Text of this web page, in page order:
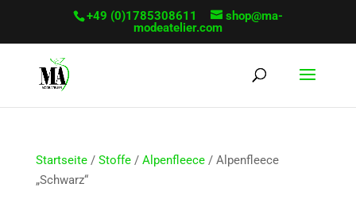
+49 (0)1785308611
shop@ma-
modeatelier.com
Startseite/ Stoffe/ Alpenfleece/ Alpenfleece
„Schwarz“